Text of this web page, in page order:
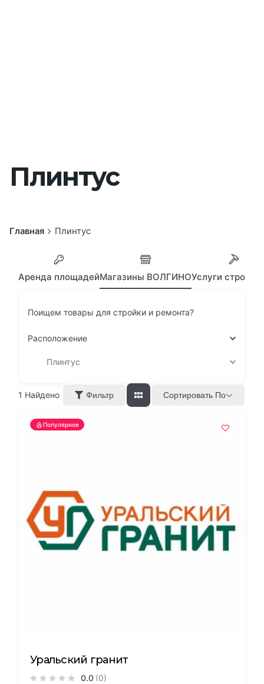
Плинтус
Главная Плинтус
Аренда площадейМагазины ВОЛГИНОУслуги
Поищем товары для стройки и ремонта?
Расположение
Плинтус
1 Найдено Фильтр Сортировать По
Популярное
Уральский гранит
0.0 (0)